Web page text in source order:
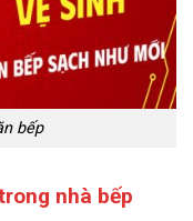
bếp
nhà bếp